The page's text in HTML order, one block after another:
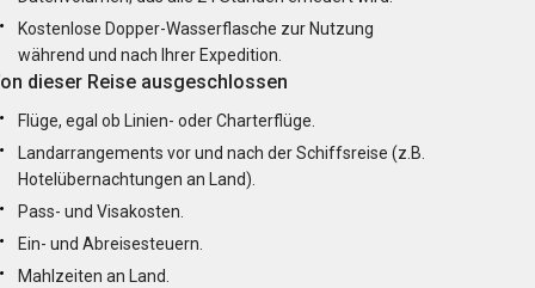
Kostenlose Dopper-Wasserflasche zur Nutzung
während und nach Ihrer Expedition.
dieser Reise ausgeschlossen
Flüge, egal ob Linien- oder Charterflüge.
Landarrangements vor und nach der Schiffsreise (z.B.
Hotelübernachtungen an Land).
Pass- und Visakosten.
Ein- und Abreisesteuern.
Mahlzeiten an Land.